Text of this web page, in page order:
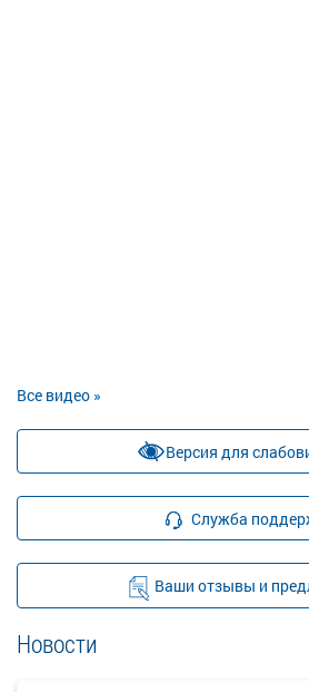
Все видео »
Версия для
Служба
Ваши отзывы и
Новости